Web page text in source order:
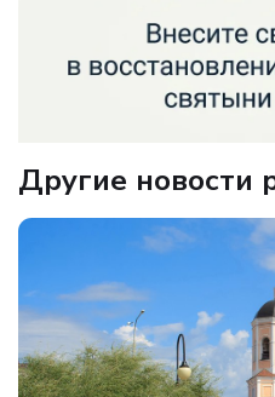
Другие новости